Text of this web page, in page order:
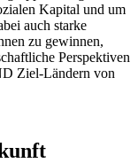
Kapital und um
auch starke
zu gewinnen,
Perspektiven
Ziel-Ländern von